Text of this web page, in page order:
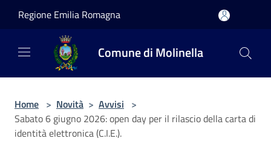
Regione Emilia Romagna
Comune di Molinella
Home > Novità > Avvisi >
Sabato 6 giugno 2026: open day per il rilascio della carta di
identità elettronica (C.I.E.).